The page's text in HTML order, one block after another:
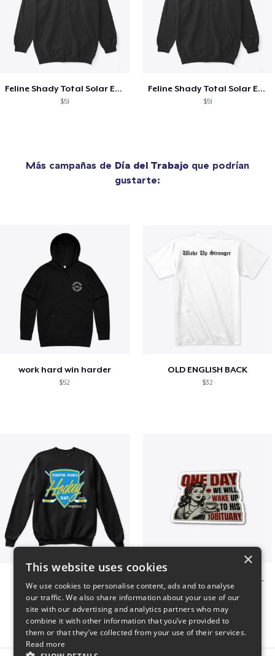
Feline Shady Total Solar Eclipse Tijuana
$51
Feline Shady Total Solar Eclipse Toledo
$51
Más campañas de Día del Trabajo que podrían
gustarte:
work hard win harder
$52
OLD ENGLISH BACK
$32
$33
ONE DAY WE WILL WAKE UP TO HIS OBITUARY
$10
×
This website uses cookies
We use cookies to personalise content, ads and to analyse
our traffic. We also share information about your use of our
site with our advertising and analytics partners who may
combine it with other information that you’ve provided to
them or that they’ve collected from your use of their services.
Read more